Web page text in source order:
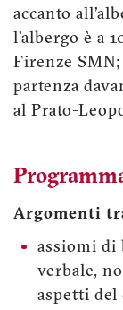
accanto
l’albergo è a
Firenze
partenza
al Prato-
Argomenti
assiomi di
verbale,
aspetti del